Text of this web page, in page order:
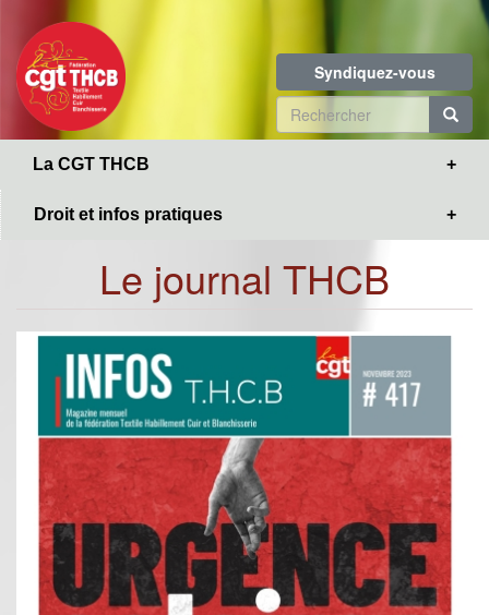
contenu
principal
Syndiquez-vous
Formulaire
de
La CGT THCB
Droit et infos pratiques
Le journal THCB